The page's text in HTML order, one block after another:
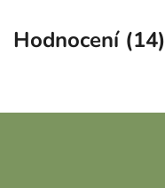
Hodnocení (14)